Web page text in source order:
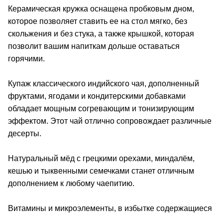
Керамическая кружка оснащена пробковым дном,
которое позволяет ставить ее на стол мягко, без
скольжения и без стука, а также крышкой, которая
позволит вашим напиткам дольше оставаться
горячими.
Купаж классического индийского чая, дополненный
фруктами, ягодами и кондитерскими добавками
обладает мощным согревающим и тонизирующим
эффектом. Этот чай отлично сопровождает различные
десерты.
Натуральный мёд с грецкими орехами, миндалём,
кешью и тыквенными семечками станет отличным
дополнением к любому чаепитию.
Витамины и микроэлементы, в избытке содержащиеся